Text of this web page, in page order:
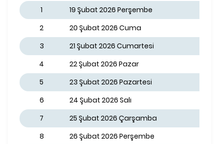
1
19 Şubat 2026 Perşembe
2
20 Şubat 2026 Cuma
3
21 Şubat 2026 Cumartesi
4
22 Şubat 2026 Pazar
5
23 Şubat 2026 Pazartesi
6
24 Şubat 2026 Salı
7
25 Şubat 2026 Çarşamba
8
26 Şubat 2026 Perşembe